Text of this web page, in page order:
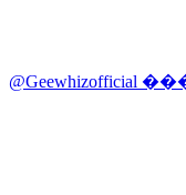
@Geewhizofficial